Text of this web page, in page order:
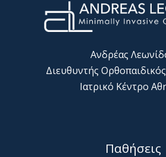
Ανδρέας
Διευθυντής
Ιατρικό Κέντρο
Παθήσεις